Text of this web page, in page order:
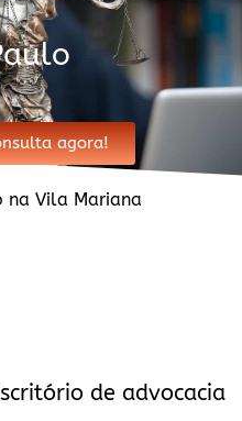
agora!
na Vila Mariana
de advocacia